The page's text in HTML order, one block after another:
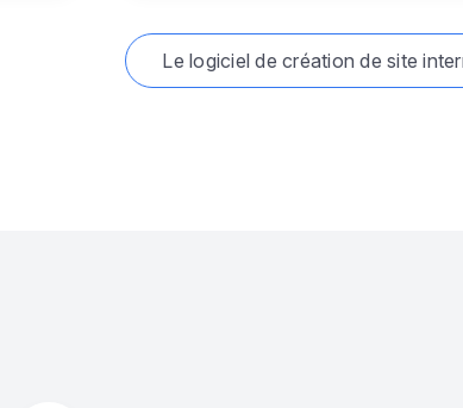
Le logiciel de création de site